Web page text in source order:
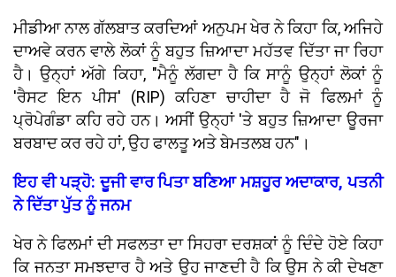
ਮੀਡੀਆ ਨਾਲ ਗੱਲਬਾਤ ਕਰਦਿਆਂ ਅਨੁਪਮ ਖੇਰ ਨੇ ਕਿਹਾ ਕਿ, ਅਜਿਹੇ
ਦਾਅਵੇ ਕਰਨ ਵਾਲੇ ਲੋਕਾਂ ਨੂੰ ਬਹੁਤ ਜ਼ਿਆਦਾ ਮਹੱਤਵ ਦਿੱਤਾ ਜਾ ਰਿਹਾ
ਹੈ। ਉਨ੍ਹਾਂ ਅੱਗੇ ਕਿਹਾ, "ਮੈਨੂੰ ਲੱਗਦਾ ਹੈ ਕਿ ਸਾਨੂੰ ਉਨ੍ਹਾਂ ਲੋਕਾਂ ਨੂੰ
'ਰੈਸਟ ਇਨ ਪੀਸ' (RIP) ਕਹਿਣਾ ਚਾਹੀਦਾ ਹੈ ਜੋ ਫਿਲਮਾਂ ਨੂੰ
ਪ੍ਰੋਪੇਗੰਡਾ ਕਹਿ ਰਹੇ ਹਨ। ਅਸੀਂ ਉਨ੍ਹਾਂ 'ਤੇ ਬਹੁਤ ਜ਼ਿਆਦਾ ਊਰਜਾ
ਬਰਬਾਦ ਕਰ ਰਹੇ ਹਾਂ, ਉਹ ਫਾਲਤੂ ਅਤੇ ਬੇਮਤਲਬ ਹਨ"।
ਇਹ ਵੀ ਪੜ੍ਹੋ: ਦੂਜੀ ਵਾਰ ਪਿਤਾ ਬਣਿਆ ਮਸ਼ਹੂਰ ਅਦਾਕਾਰ, ਪਤਨੀ
ਨੇ ਦਿੱਤਾ ਪੁੱਤ ਨੂੰ ਜਨਮ
ਖੇਰ ਨੇ ਫਿਲਮਾਂ ਦੀ ਸਫਲਤਾ ਦਾ ਸਿਹਰਾ ਦਰਸ਼ਕਾਂ ਨੂੰ ਦਿੰਦੇ ਹੋਏ ਕਿਹਾ
ਕਿ ਜਨਤਾ ਸਮਝਦਾਰ ਹੈ ਅਤੇ ਉਹ ਜਾਣਦੀ ਹੈ ਕਿ ਉਸ ਨੇ ਕੀ ਦੇਖਣਾ